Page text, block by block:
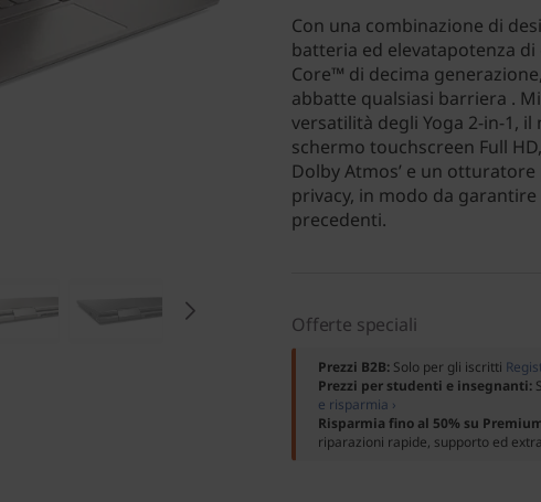
Con una combinazione di
batteria ed elevatapotenza
Core™ di decima
abbatte qualsiasi barriera .
versatilità degli Yoga 2-in-1,
schermo touchscreen Full
Dolby Atmos’ e un
privacy, in modo da
precedenti.
Offerte speciali
Prezzi B2B: Solo per gli iscritti
Prezzi per studenti e insegnanti:
e risparmia ›
Risparmia fino al 50% su
riparazioni rapide, supporto ed extra